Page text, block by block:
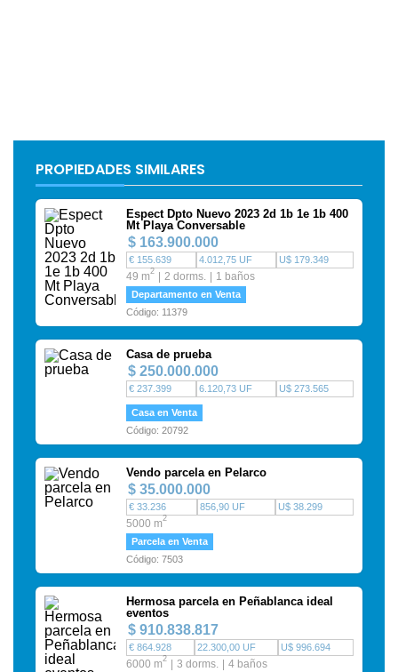
PROPIEDADES SIMILARES
Espect Dpto Nuevo 2023 2d 1b 1e 1b 400
Mt Playa Conversable
$ 163.900.000
€ 155.639 4.012,75 UF U$ 179.349
49 m2 2 dorms. 1 baños
Departamento en Venta
Código: 11379
Casa de prueba
$ 250.000.000
€ 237.399 6.120,73 UF U$ 273.565
Casa en Venta
Código: 20792
Vendo parcela en Pelarco
$ 35.000.000
€ 33.236 856,90 UF U$ 38.299
5000 m2
Parcela en Venta
Código: 7503
Hermosa parcela en Peñablanca ideal
eventos
$ 910.838.817
€ 864.928 22.300,00 UF U$ 996.694
6000 m2 3 dorms. 4 baños